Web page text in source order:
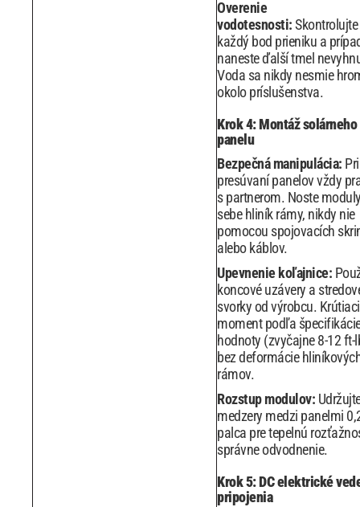
Overenie
vodotesnosti:Skontrolujte
každý bod prieniku a
naneste ďalší tmel
Voda sa nikdy nesmie
okolo príslušenstva.
Krok 4: Montáž solárneho
panelu
Bezpečná manipulácia: Pri
presúvaní panelov vždy
s partnerom. Noste
sebe hliník rámy, nikdy nie
pomocou spojovacích
alebo káblov.
Upevnenie koľajnice:
koncové uzávery a
svorky od výrobcu. Krútiaci
moment podľa
hodnoty (zvyčajne 8-12 ft-
bez deformácie
rámov.
Rozstup modulov:
medzery medzi panelmi
palca pre tepelnú
správne odvodnenie.
Krok 5: DC elektrické
pripojenia